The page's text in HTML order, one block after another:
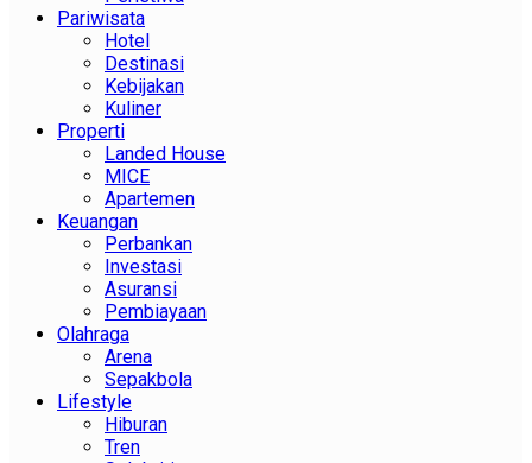
Pariwisata
Hotel
Destinasi
Kebijakan
Kuliner
Properti
Landed House
MICE
Apartemen
Keuangan
Perbankan
Investasi
Asuransi
Pembiayaan
Olahraga
Arena
Sepakbola
Lifestyle
Hiburan
Tren